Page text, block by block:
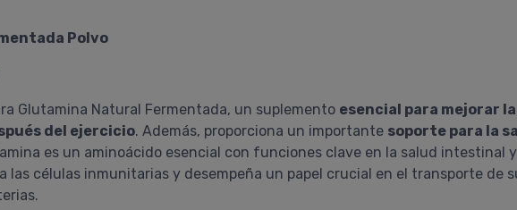
Polvo
Glutamina Natural Fermentada, un suplemento esencial para mejorar
del ejercicio. Además, proporciona un importante soporte para la
es un aminoácido esencial con funciones clave en la salud intestinal
las células inmunitarias y desempeña un papel crucial en el transporte de